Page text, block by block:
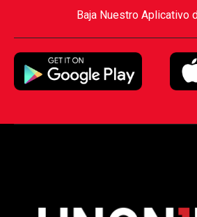
Baja Nuestro Aplicativo